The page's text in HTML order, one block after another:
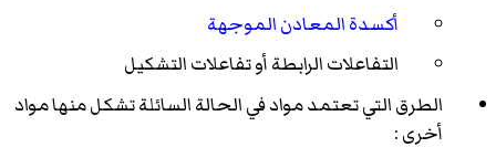
أكسدة المعادن الموجهة
التفاعلات الرابطة أو تفاعلات التشكيل
الطرق التي تعتمد مواد في الحالة السائلة تشكل منها مواد
أخرى :